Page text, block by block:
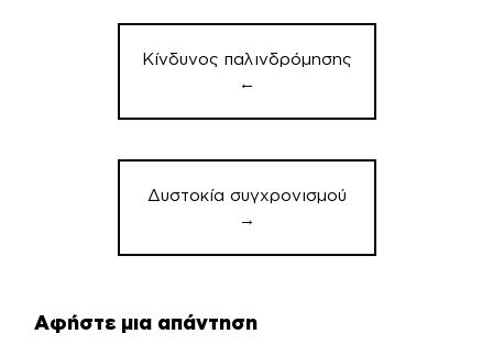
Πλοήγηση
άρθρων
Κίνδυνος παλινδρόμησης
←
Δυστοκία συγχρονισμού
→
Αφήστε μια απάντηση